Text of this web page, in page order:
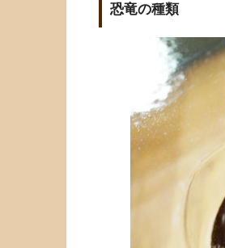
恐竜の種類